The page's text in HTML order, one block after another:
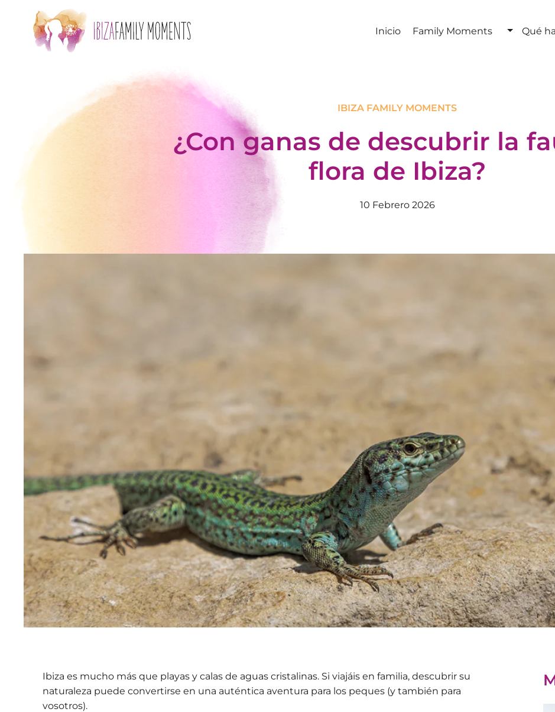
Skip to main content Inicio Family Moments Qué
IBIZA FAMILY MOMENTS
¿Con ganas de descubrir la
flora de Ibiza?
10 Febrero 2026
Ibiza es mucho más que playas y calas de aguas cristalinas. Si viajáis en familia, descubrir su
naturaleza puede convertirse en una auténtica aventura para los peques (y también para
vosotros).